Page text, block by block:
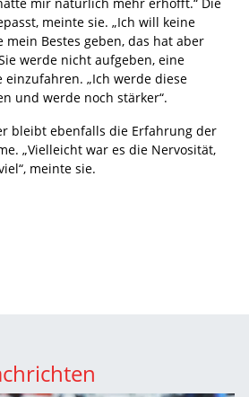
meinte sie. „Ich will keine
mein Bestes geben, das hat aber
werde nicht aufgeben, eine
„Ich werde diese
und werde noch stärker“.
bleibt ebenfalls die Erfahrung der
„Vielleicht war es die Nervosität,
meinte sie.